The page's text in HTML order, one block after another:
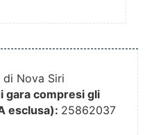
di Nova Siri
gara compresi gli
esclusa): 25862037